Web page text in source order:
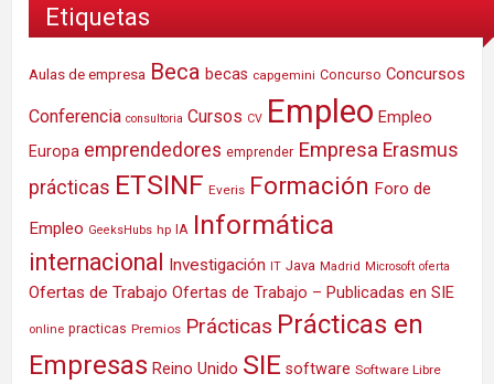
Etiquetas
Aulas de empresa Beca becas capgemini Concurso Concursos
Conferencia consultoria Cursos CV Empleo Empleo
Europa emprendedores emprender Empresa Erasmus
prácticas ETSINF Everis Formación Foro de
Empleo GeeksHubs hp IA Informática
internacional Investigación IT Java Madrid Microsoft oferta
Ofertas de Trabajo Ofertas de Trabajo – Publicadas en SIE
online practicas Premios Prácticas Prácticas en
Empresas Reino Unido SIE software Software Libre